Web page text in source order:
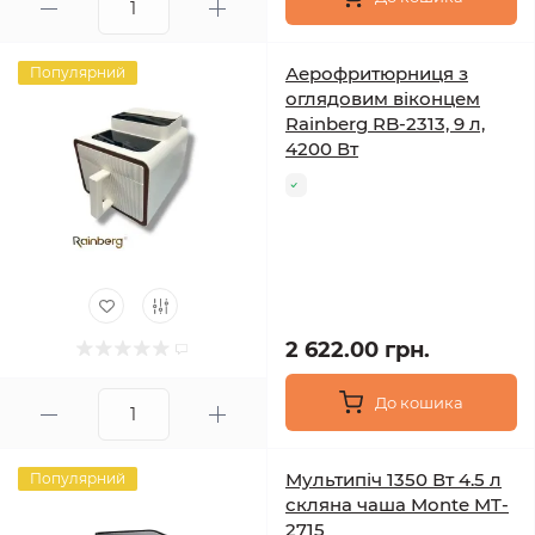
Популярний
Аерофритюрниця з
оглядовим віконцем
Rainberg RB-2313, 9 л,
4200 Вт
2 622.00 грн.
До кошика
Популярний
Мультипіч 1350 Вт 4.5 л
скляна чаша Monte MT-
2715